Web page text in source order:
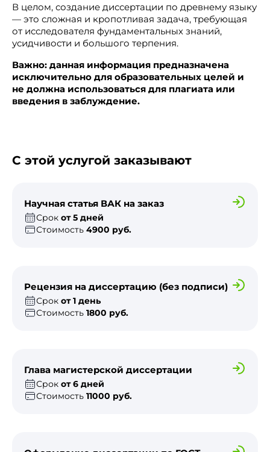
В целом, создание диссертации по древнему языку
— это сложная и кропотливая задача, требующая
от исследователя фундаментальных знаний,
усидчивости и большого терпения.
Важно: данная информация предназначена
исключительно для образовательных целей и
не должна использоваться для плагиата или
введения в заблуждение.
С этой услугой заказывают
Научная статья ВАК на заказ
Срок от 5 дней
Стоимость 4900 руб.
Рецензия на диссертацию (без подписи)
Срок от 1 день
Стоимость 1800 руб.
Глава магистерской диссертации
Срок от 6 дней
Стоимость 11000 руб.